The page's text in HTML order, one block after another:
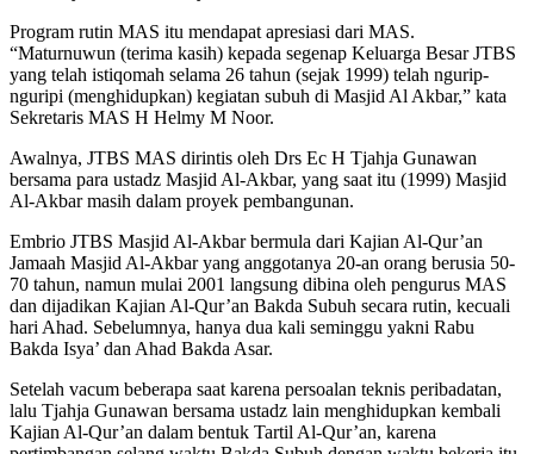
Program rutin MAS itu mendapat apresiasi dari MAS.
“Maturnuwun (terima kasih) kepada segenap Keluarga Besar JTBS
yang telah istiqomah selama 26 tahun (sejak 1999) telah ngurip-
nguripi (menghidupkan) kegiatan subuh di Masjid Al Akbar,” kata
Sekretaris MAS H Helmy M Noor.
Awalnya, JTBS MAS dirintis oleh Drs Ec H Tjahja Gunawan
bersama para ustadz Masjid Al-Akbar, yang saat itu (1999) Masjid
Al-Akbar masih dalam proyek pembangunan.
Embrio JTBS Masjid Al-Akbar bermula dari Kajian Al-Qur’an
Jamaah Masjid Al-Akbar yang anggotanya 20-an orang berusia 50-
70 tahun, namun mulai 2001 langsung dibina oleh pengurus MAS
dan dijadikan Kajian Al-Qur’an Bakda Subuh secara rutin, kecuali
hari Ahad. Sebelumnya, hanya dua kali seminggu yakni Rabu
Bakda Isya’ dan Ahad Bakda Asar.
Setelah vacum beberapa saat karena persoalan teknis peribadatan,
lalu Tjahja Gunawan bersama ustadz lain menghidupkan kembali
Kajian Al-Qur’an dalam bentuk Tartil Al-Qur’an, karena